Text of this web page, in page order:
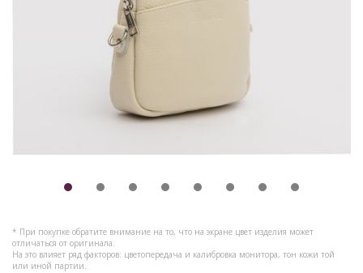
* При покупке обратите внимание на то, что на экране цвет изделия может
отличаться от оригинала.
На это влияет ряд факторов: цветопередача и калибровка монитора, тон кожи той
или иной партии.